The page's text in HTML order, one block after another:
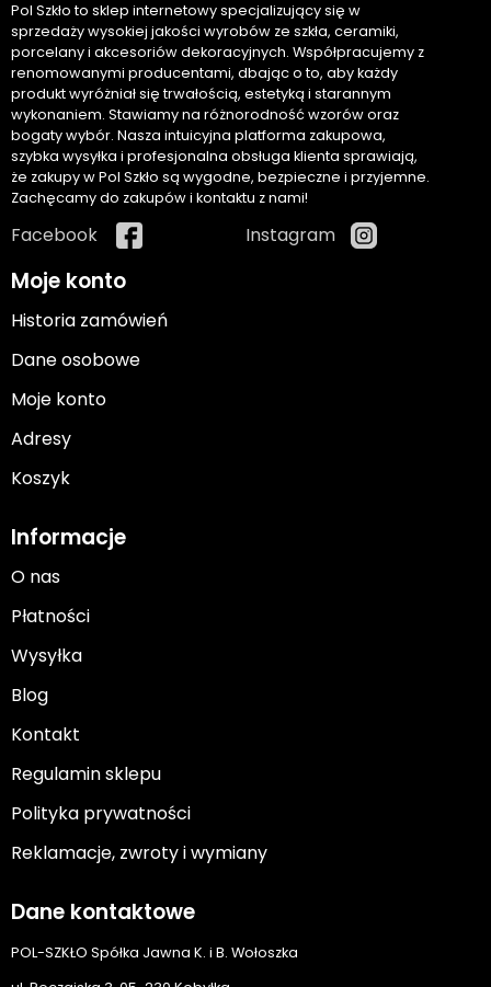
Pol Szkło to sklep internetowy specjalizujący się w
sprzedaży wysokiej jakości wyrobów ze szkła, ceramiki,
porcelany i akcesoriów dekoracyjnych. Współpracujemy z
renomowanymi producentami, dbając o to, aby każdy
produkt wyróżniał się trwałością, estetyką i starannym
wykonaniem. Stawiamy na różnorodność wzorów oraz
bogaty wybór. Nasza intuicyjna platforma zakupowa,
szybka wysyłka i profesjonalna obsługa klienta sprawiają,
że zakupy w Pol Szkło są wygodne, bezpieczne i przyjemne.
Zachęcamy do zakupów i kontaktu z nami!
Facebook Instagram
Moje konto
Historia zamówień
Dane osobowe
Moje konto
Adresy
Koszyk
Informacje
O nas
Płatności
Wysyłka
Blog
Kontakt
Regulamin sklepu
Polityka prywatności
Reklamacje, zwroty i wymiany
Dane kontaktowe
POL-SZKŁO Spółka Jawna K. i B. Wołoszka